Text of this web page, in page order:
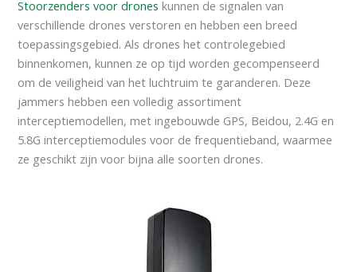
Stoorzenders voor drones kunnen de signalen van
verschillende drones verstoren en hebben een breed
toepassingsgebied. Als drones het controlegebied
binnenkomen, kunnen ze op tijd worden gecompenseerd
om de veiligheid van het luchtruim te garanderen. Deze
jammers hebben een volledig assortiment
interceptiemodellen, met ingebouwde GPS, Beidou, 2.4G en
5.8G interceptiemodules voor de frequentieband, waarmee
ze geschikt zijn voor bijna alle soorten drones.